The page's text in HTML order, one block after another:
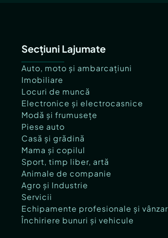
Secțiuni Lajumate
Auto, moto și ambarcațiuni
Imobiliare
Locuri de muncă
Electronice și electrocasnice
Modă și frumusețe
Piese auto
Casă și grădină
Mama și copilul
Sport, timp liber, artă
Animale de companie
Agro și Industrie
Servicii
Echipamente profesionale și
Închiriere bunuri și vehicule